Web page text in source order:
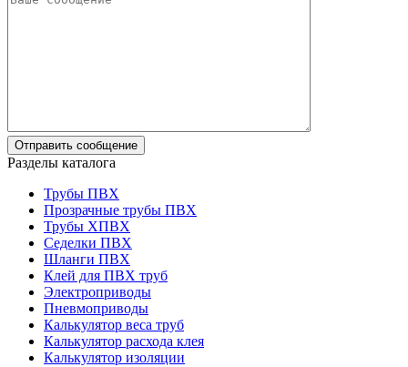
Разделы каталога
Трубы ПВХ
Прозрачные трубы ПВХ
Трубы ХПВХ
Седелки ПВХ
Шланги ПВХ
Клей для ПВХ труб
Электроприводы
Пневмоприводы
Калькулятор веса труб
Калькулятор расхода клея
Калькулятор изоляции